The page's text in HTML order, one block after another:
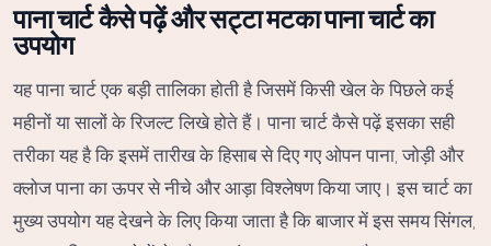
पाना चार्ट कैसे पढ़ें और सट्टा मटका पाना चार्ट का
उपयोग
यह पाना चार्ट एक बड़ी तालिका होती है जिसमें किसी खेल के पिछले कई
महीनों या सालों के रिजल्ट लिखे होते हैं। पाना चार्ट कैसे पढ़ें इसका सही
तरीका यह है कि इसमें तारीख के हिसाब से दिए गए ओपन पाना, जोड़ी और
क्लोज पाना का ऊपर से नीचे और आड़ा विश्लेषण किया जाए। इस चार्ट का
मुख्य उपयोग यह देखने के लिए किया जाता है कि बाजार में इस समय सिंगल,